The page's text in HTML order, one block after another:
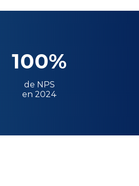
100%
de NPS
en 2024